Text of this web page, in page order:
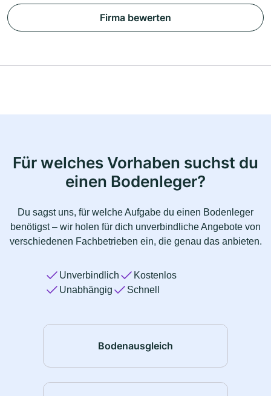
Firma bewerten
Für welches Vorhaben suchst du
einen Bodenleger?
Du sagst uns, für welche Aufgabe du einen Bodenleger
benötigst – wir holen für dich unverbindliche Angebote von
verschiedenen Fachbetrieben ein, die genau das anbieten.
Unverbindlich
Kostenlos
Unabhängig
Schnell
Bodenausgleich